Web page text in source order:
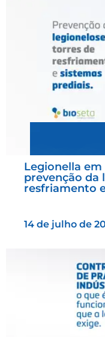
Legionella em
prevenção da
resfriamento
14 de julho de